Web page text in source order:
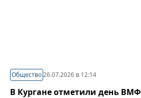
Общество26.07.2026 в 12:14
В Кургане отметили день ВМФ